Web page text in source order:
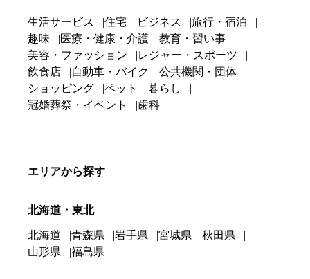
生活サービス 住宅 ビジネス
旅行・宿泊
趣味
医療・健康・介護
教育・習い事
美容・ファッション
レジャー・スポーツ
飲食店
自動車・バイク
公共機関・団体
ショッピング
ペット
暮らし
冠婚葬祭・イベント
歯科
エリアから探す
北海道・東北
北海道 青森県 岩手県 宮城県
秋田県
山形県
福島県